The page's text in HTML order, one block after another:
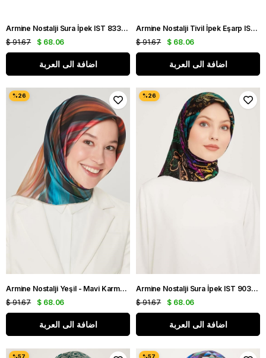
Armine Nostalji Sura İpek IST 8339 - 32 Gri
$ 68.06
$ 91.67
اضافة الى العربة
Armine Nostalji Tivil İpek Eşarp IST 8837-01 Kahverengi-Siyah Geometrik Desen
$ 68.06
$ 91.67
اضافة الى العربة
Armine Nostalji Yeşil - Mavi Karma Desen Sura İpek Eşarp IST 8508 - 31
$ 68.06
$ 91.67
اضافة الى العربة
Armine Nostalji Sura İpek IST 9037 - 35 Siyah Fuşya
$ 68.06
$ 91.67
اضافة الى العربة